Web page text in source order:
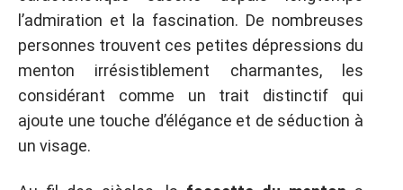
l’admiration et la fascination. De nombreuses
personnes trouvent ces petites dépressions du
menton irrésistiblement charmantes, les
considérant comme un trait distinctif qui
ajoute une touche d’élégance et de séduction à
un visage.